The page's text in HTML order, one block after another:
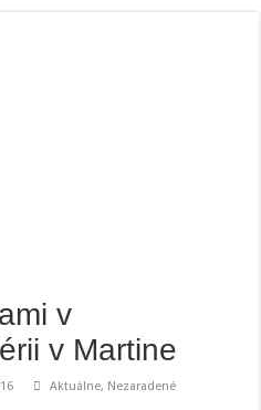
v
v Martine
Aktuálne, Nezaradené